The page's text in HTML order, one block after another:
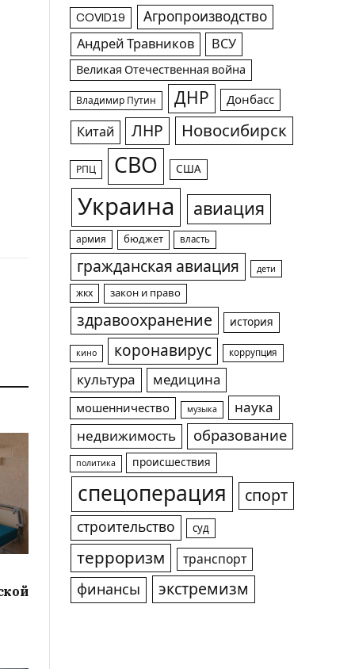
COVID19 Агропроизводство
Андрей Травников ВСУ
Великая Отечественная война
Владимир Путин ДНР Донбасс
Китай ЛНР Новосибирск
РПЦ СВО США
Украина авиация
армия бюджет власть
гражданская авиация дети
жкх закон и право
здравоохранение история
кино коронавирус коррупция
культура медицина
мошенничество музыка
наука
недвижимость
образование
политика происшествия
спецоперация спорт
строительство суд
терроризм транспорт
финансы экстремизм